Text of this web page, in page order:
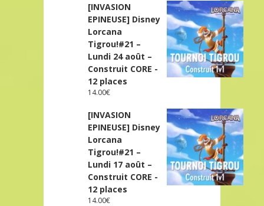
[INVASION
EPINEUSE] Disney
Lorcana
Tigrou!#21 –
Lundi 24 août –
Construit CORE -
12 places
14.00€
[INVASION
EPINEUSE] Disney
Lorcana
Tigrou!#21 –
Lundi 17 août –
Construit CORE -
12 places
14.00€